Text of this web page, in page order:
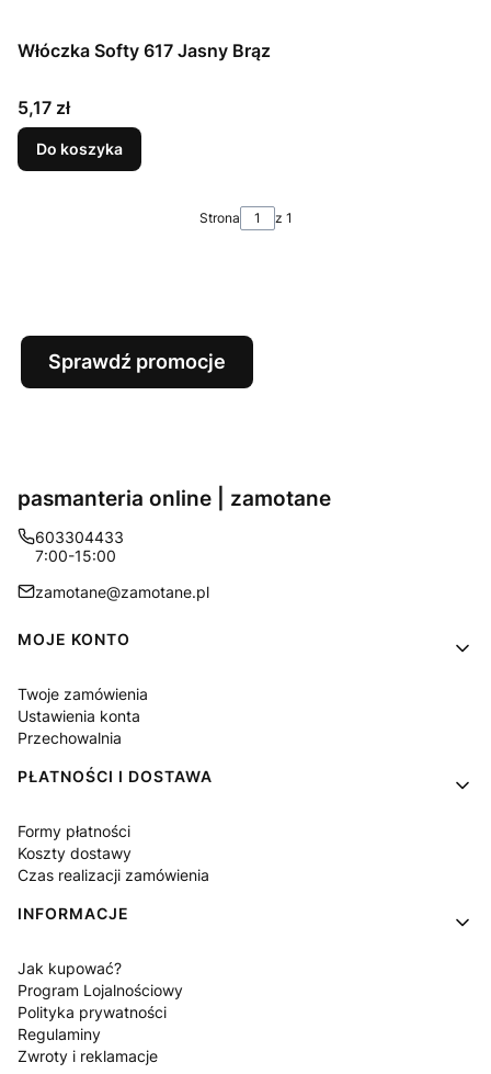
Włóczka Softy 617 Jasny Brąz
Cena
5,17 zł
Do koszyka
Strona z 1
Sprawdź promocje
pasmanteria online | zamotane
603304433
7:00-15:00
zamotane@zamotane.pl
Linki w stopce
MOJE KONTO
Twoje zamówienia
Ustawienia konta
Przechowalnia
PŁATNOŚCI I DOSTAWA
Formy płatności
Koszty dostawy
Czas realizacji zamówienia
INFORMACJE
Jak kupować?
Program Lojalnościowy
Polityka prywatności
Regulaminy
Zwroty i reklamacje